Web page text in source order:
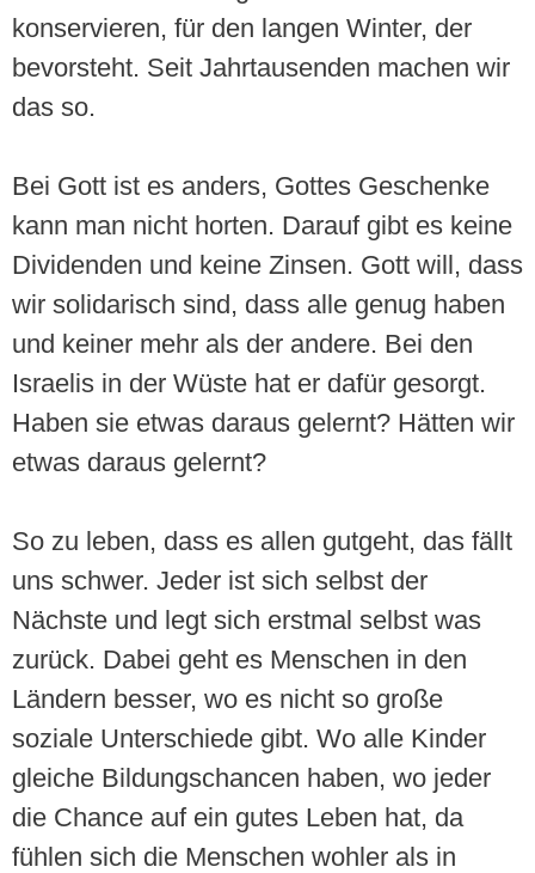
konservieren, für den langen Winter, der
bevorsteht. Seit Jahrtausenden machen wir
das so.
Bei Gott ist es anders, Gottes Geschenke
kann man nicht horten. Darauf gibt es keine
Dividenden und keine Zinsen. Gott will, dass
wir solidarisch sind, dass alle genug haben
und keiner mehr als der andere. Bei den
Israelis in der Wüste hat er dafür gesorgt.
Haben sie etwas daraus gelernt? Hätten wir
etwas daraus gelernt?
So zu leben, dass es allen gutgeht, das fällt
uns schwer. Jeder ist sich selbst der
Nächste und legt sich erstmal selbst was
zurück. Dabei geht es Menschen in den
Ländern besser, wo es nicht so große
soziale Unterschiede gibt. Wo alle Kinder
gleiche Bildungschancen haben, wo jeder
die Chance auf ein gutes Leben hat, da
fühlen sich die Menschen wohler als in